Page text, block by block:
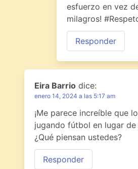
esfuerzo en vez
milagros!
Responder
Eira Barrio dice:
enero 14, 2024 a las 5:17 am
¡Me parece increíble que
jugando fútbol en lugar de
¿Qué piensan ustedes?
Responder